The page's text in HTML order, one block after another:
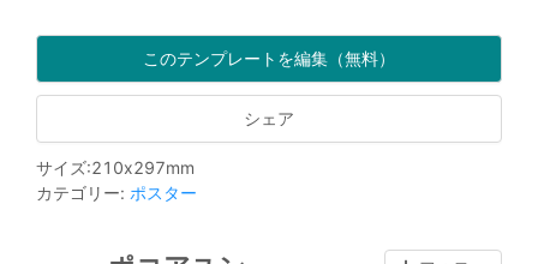
このテンプレートを編集（無料）
シェア
サイズ:210x297mm
カテゴリー: ポスター